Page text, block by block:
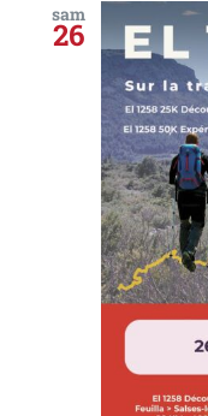
sam
26